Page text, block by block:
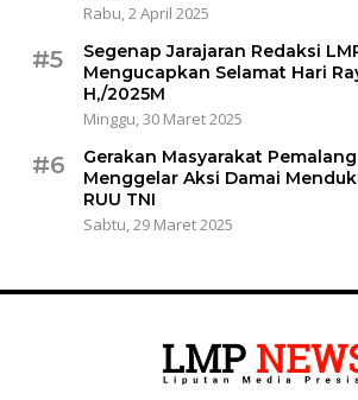
Rabu, 2 April 2025
#5
Segenap Jarajaran Redaksi
Mengucapkan Selamat Hari
H,/2025M
Minggu, 30 Maret 2025
#6
Gerakan Masyarakat
Menggelar Aksi Damai
RUU TNI
Sabtu, 29 Maret 2025